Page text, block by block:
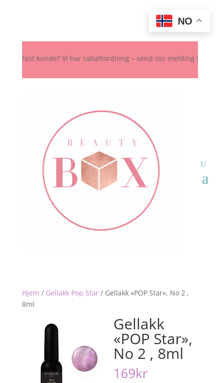
Fast kunde? Vi har rabattordning – send oss melding her, på
Hjem / Gellakk Pop Star/ Gellakk «POP Star», No 2 ,
8ml
Gellakk
«POP Star»,
No 2 , 8ml
169kr
NO